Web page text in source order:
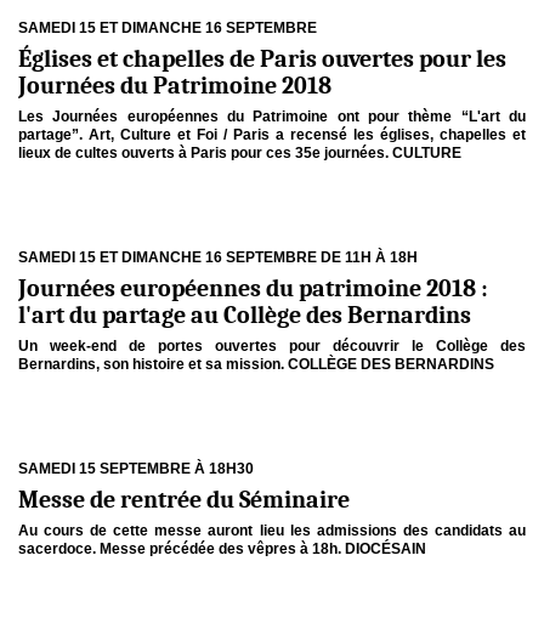
SAMEDI 15 ET DIMANCHE 16 SEPTEMBRE
Églises et chapelles de Paris ouvertes pour les
Journées du Patrimoine 2018
Les Journées européennes du Patrimoine ont pour thème “L'art du
partage”. Art, Culture et Foi / Paris a recensé les églises, chapelles et
lieux de cultes ouverts à Paris pour ces 35e journées. CULTURE
SAMEDI 15 ET DIMANCHE 16 SEPTEMBRE DE 11H À 18H
Journées européennes du patrimoine 2018 :
l'art du partage au Collège des Bernardins
Un week-end de portes ouvertes pour découvrir le Collège des
Bernardins, son histoire et sa mission. COLLÈGE DES BERNARDINS
SAMEDI 15 SEPTEMBRE À 18H30
Messe de rentrée du Séminaire
Au cours de cette messe auront lieu les admissions des candidats au
sacerdoce. Messe précédée des vêpres à 18h. DIOCÉSAIN